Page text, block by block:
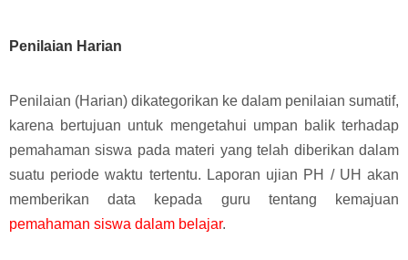
Penilaian Harian
Penilaian (Harian) dikategorikan ke dalam penilaian sumatif,
karena bertujuan untuk mengetahui umpan balik terhadap
pemahaman siswa pada materi yang telah diberikan dalam
suatu periode waktu tertentu. Laporan ujian PH / UH akan
memberikan data kepada guru tentang kemajuan
pemahaman siswa dalam belajar.